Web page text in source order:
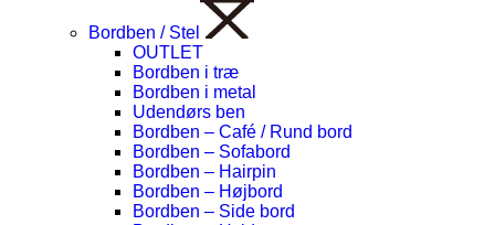
Bordben / Stel
OUTLET
Bordben i træ
Bordben i metal
Udendørs ben
Bordben – Café / Rund bord
Bordben – Sofabord
Bordben – Hairpin
Bordben – Højbord
Bordben – Side bord